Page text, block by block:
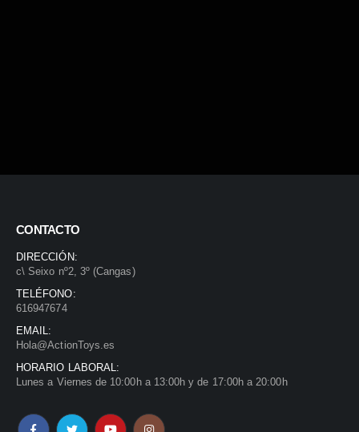
CONTACTO
DIRECCIÓN:
c\ Seixo nº2, 3º (Cangas)
TELÉFONO:
616947674
EMAIL:
Hola@ActionToys.es
HORARIO LABORAL:
Lunes a Viernes de 10:00h a 13:00h y de 17:00h a 20:00h